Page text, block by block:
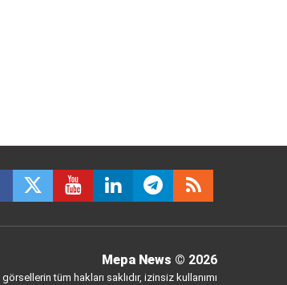
Mepa News © 2026
tüm hakları saklıdır, izinsiz kullanımı